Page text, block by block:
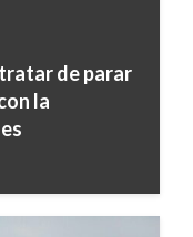
de parar
la